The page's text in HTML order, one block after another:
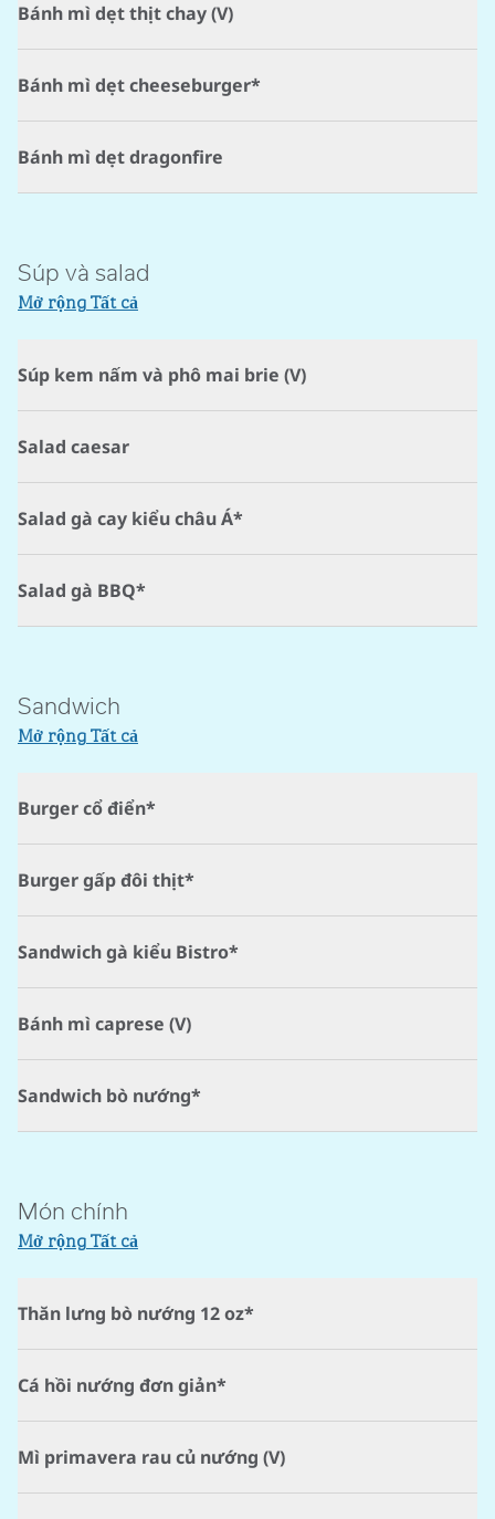
Bánh mì dẹt thịt chay (V)
Bánh mì dẹt cheeseburger*
Bánh mì dẹt dragonfire
Súp và salad
Mở rộng Tất cả
Súp kem nấm và phô mai brie (V)
Salad caesar
Salad gà cay kiểu châu Á*
Salad gà BBQ*
Sandwich
Mở rộng Tất cả
Burger cổ điển*
Burger gấp đôi thịt*
Sandwich gà kiểu Bistro*
Bánh mì caprese (V)
Sandwich bò nướng*
Món chính
Mở rộng Tất cả
Thăn lưng bò nướng 12 oz*
Cá hồi nướng đơn giản*
Mì primavera rau củ nướng (V)